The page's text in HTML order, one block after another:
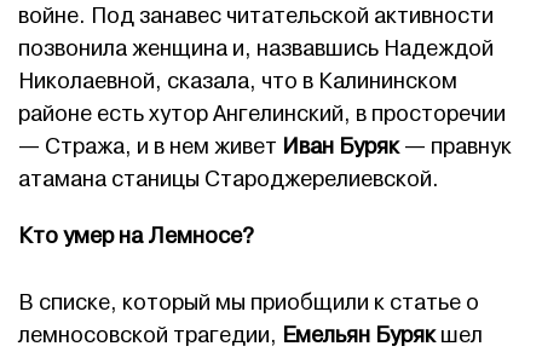
войне. Под занавес читательской активности
позвонила женщина и, назвавшись Надеждой
Николаевной, сказала, что в Калининском
районе есть хутор Ангелинский, в просторечии
— Стража, и в нем живет Иван Буряк— правнук
атамана станицы Староджерелиевской.
Кто умер на Лемносе?
В списке, который мы приобщили к статье о
лемносовской трагедии, Емельян Бурякшел